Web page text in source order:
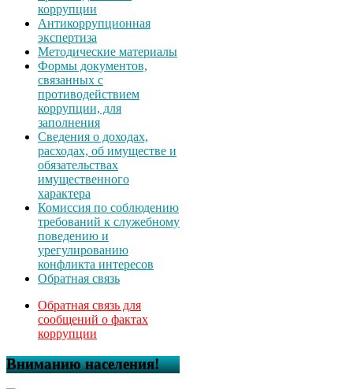
коррупции
Антикоррупционная
экспертиза
Методические материалы
Формы документов,
связанных с
противодействием
коррупции, для
заполнения
Сведения о доходах,
расходах, об имуществе и
обязательствах
имущественного
характера
Комиссия по соблюдению
требований к служебному
поведению и
урегулированию
конфликта интересов
Обратная связь
Обратная связь для
сообщений о фактах
коррупции
Вниманию населения!